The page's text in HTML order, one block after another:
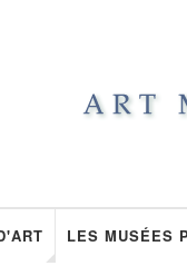
LES MUSÉES